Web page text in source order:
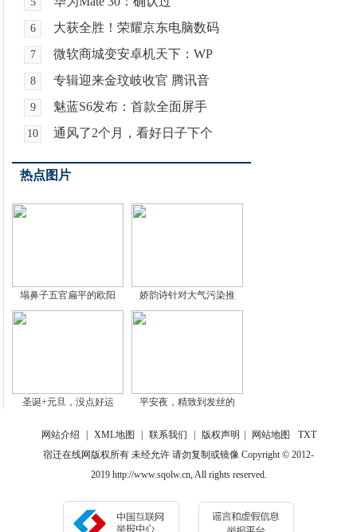
6 大获全胜！荣耀京东电脑数码
7 微软商城变安卓机天下：WP
8 专辑迎来金玟岐收官 腾讯音
9 魅蓝S6发布：首款全面屏手
10 通风了2个月，看好日子下个
热点图片
塌鼻子五官扁平的欧阳 娇韵诗针对大气污染推
圣诞+元旦，没点好运 平安夜，精致到发丝的
网站介绍 XML地图 联系我们 版权声明 网站地图
TXT
宿迁在线网版权所有 未经允许 请勿复制或镜像 Copyright © 2012-
2019 http://www.sqolw.cn, All rights reserved.